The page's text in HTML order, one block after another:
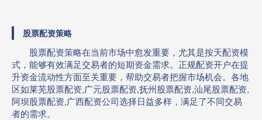
股票配资策略
股票配资策略在当前市场中愈发重要，尤其是按天配资模
式，能够有效满足交易者的短期资金需求。正规配资开户在提
升资金流动性方面至关重要，帮助交易者把握市场机会。各地
区如莱芜股票配资,广元股票配资,抚州股票配资,汕尾股票配资,
阿坝股票配资,广西配资公司选择日益多样，满足了不同交易
者的需求。